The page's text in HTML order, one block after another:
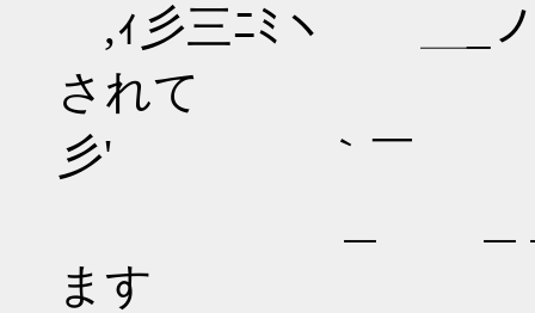
,ｨ彡三ﾆﾐヽ ＿
されて
彡' ｀￣
ます